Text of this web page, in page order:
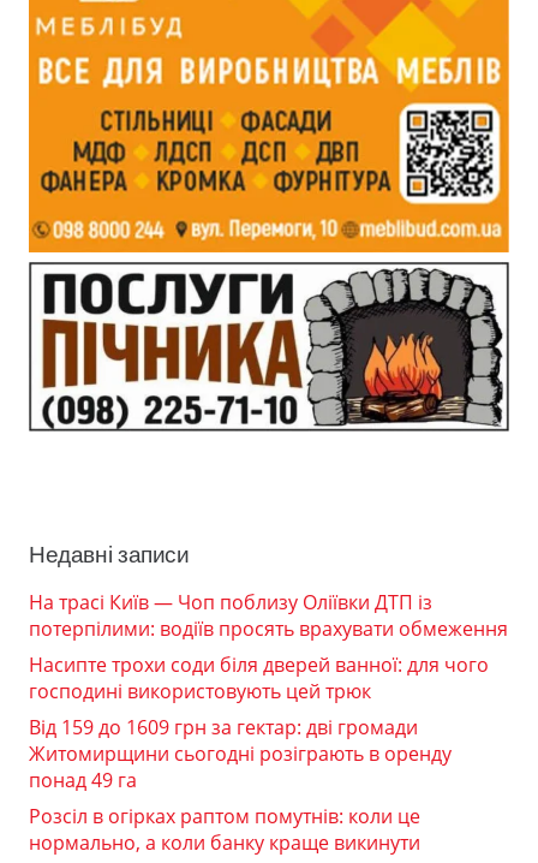
Недавні записи
На трасі Київ — Чоп поблизу Оліївки ДТП із
потерпілими: водіїв просять врахувати обмеження
Насипте трохи соди біля дверей ванної: для чого
господині використовують цей трюк
Від 159 до 1609 грн за гектар: дві громади
Житомирщини сьогодні розіграють в оренду
понад 49 га
Розсіл в огірках раптом помутнів: коли це
нормально, а коли банку краще викинути